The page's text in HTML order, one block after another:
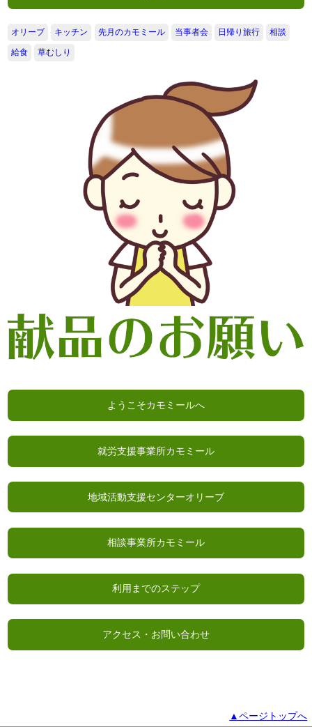
オリーブ キッチン 先月のカモミール 当事者会 日帰り旅行 相談
給食 草むしり
ようこそカモミールへ
就労支援事業所カモミール
地域活動支援センターオリーブ
相談事業所カモミール
利用までのステップ
アクセス・お問い合わせ
▲ページトップへ